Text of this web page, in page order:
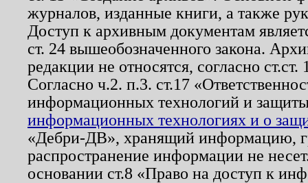
журналов, изданные книги, а также
Доступ к архивным документам
ст. 24 вышеобозначенного закона.
редакции не относятся, согласно
Согласно ч.2. п.3. ст.17
информационных технологий и
информационных технологиях и о
«Дебри-ДВ», хранящий информацию,
распространение информации не
основании ст.8 «Право на доступ к